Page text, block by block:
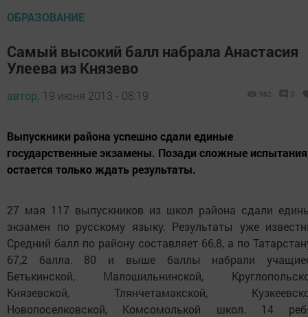
ОБРАЗОВАНИЕ
Самый высокий балл набрала Анастасия
Улеева из Князево
автор, 19 июня 2013 - 08:19 962 0
Выпускники района успешно сдали единые
государственные экзамены. Позади сложные
остается только ждать результаты.
27 мая 117 выпускников из школ района сдали
экзамен по русскому языку. Результаты уже
Средний балл по району составляет 66,8, а по
67,2 балла. 80 и выше баллы набрали
Бетькинской, Малошильнинской,
Князевской, Тлянчетамакской,
Новопоселковской, Комсомолькой школ. 14